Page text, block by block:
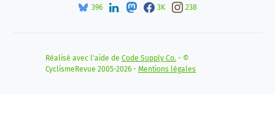
396 3K 238
Réalisé avec l'aide de Code Supply Co. - ©
CyclismeRevue 2005-2026 - Mentions légales